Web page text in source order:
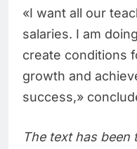
«I want all our
salaries. I am
create conditions
growth and
success,»
The text has been